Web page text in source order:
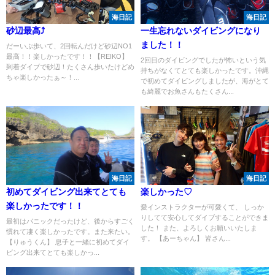
海日記
砂辺最高⤴
だーいぶ歩いて、2回転んだけど砂辺NO1
最高！！楽しかったです！！【REIKO】
到着ダイブで砂辺！たくさん歩いたけどめ
ちゃ楽しかったぁ～！...
海日記
一生忘れないダイビングになり
ました！！
2回目のダイビングでしたが怖いという気
持ちがなくてとても楽しかったです。沖縄
で初めてダイビングしましたが、海がとて
も綺麗でお魚さんもたくさん...
海日記
初めてダイビング出来てとても
楽しかったです！！
最初はパニックだったけど、後からすごく
慣れて凄く楽しかったです。また来たい。
【りゅうくん】 息子と一緒に初めてダイ
ビング出来てとても楽しかっ...
海日記
楽しかった♡
愛インストラクターが可愛くて、 しっか
りしてて安心してダイブすることができま
した！ また、よろしくお願いいたしま
す。 【あーちゃん】 皆さん...